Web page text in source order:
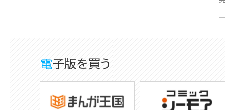
電子版を買う